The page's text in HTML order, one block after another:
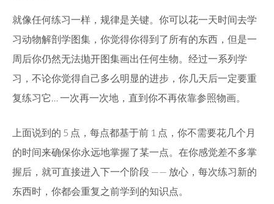
就像任何练习一样，规律是关键。你可以花一天时间去学
习动物解剖学图集，你觉得你得到了所有的东西，但是一
周后你仍然无法抛开图集画出任何生物。经过一系列学
习，不论你觉得自己多么明显的进步，你几天后一定要重
复练习它… 一次再一次地，直到你不再依靠参照物画。
上面说到的 5 点，每点都基于前 1 点，你不需要花几个月
的时间来确保你永远地掌握了某一点。在你感觉差不多掌
握后，就可直接进入下一个阶段 —— 放心，每次练习新的
东西时，你都会重复之前学到的知识点。